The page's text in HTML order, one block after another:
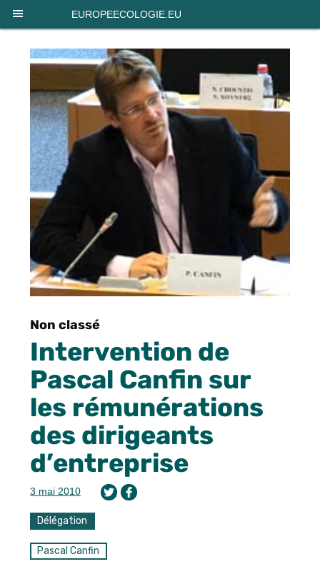
EUROPEECOLOGIE.EU
Non classé
Intervention de
Pascal Canfin sur
les rémunérations
des dirigeants
d’entreprise
3 mai 2010
Délégation
Pascal Canfin